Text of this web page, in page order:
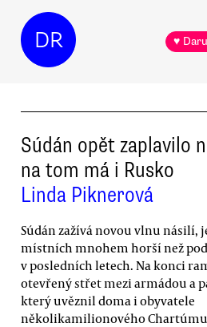
DR ♥
Súdán opět zaplavilo
na tom má i Rusko
Linda Piknerová
Súdán zažívá novou vlnu násilí,
místních mnohem horší než
v posledních letech. Na konci
otevřený střet mezi armádou a
který uvěznil doma i obyvatele
několikamilionového